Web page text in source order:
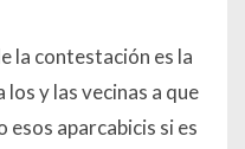
la contestación es la
los y las vecinas a que
aparcabicis si es